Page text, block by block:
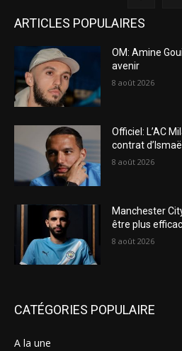
ARTICLES POPULAIRES
OM: Amine
avenir
8 août 2026
Officiel: L’AC
contrat
8 août 2026
Manchester
être plus
8 août 2026
CATÉGORIES POPULAIRE
A la une